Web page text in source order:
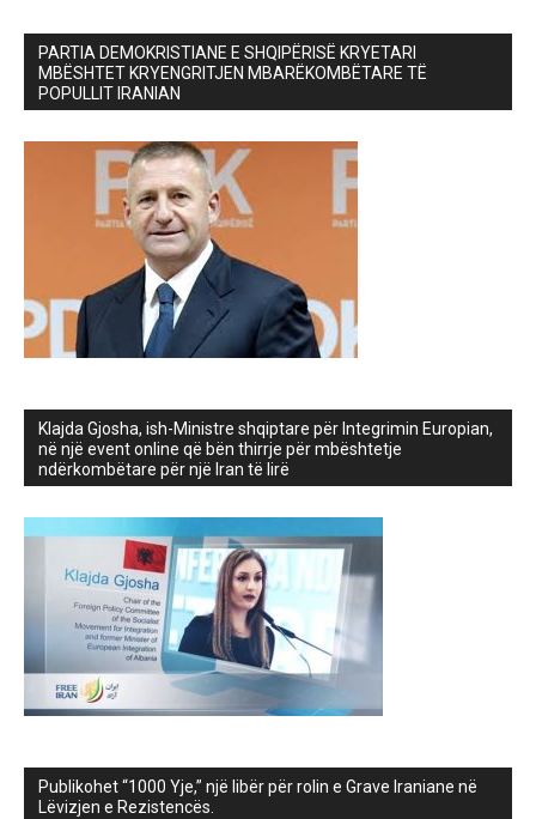
PARTIA DEMOKRISTIANE E SHQIPËRISË KRYETARI
MBËSHTET KRYENGRITJEN MBARËKOMBËTARE TË
POPULLIT IRANIAN
Klajda Gjosha, ish-Ministre shqiptare për Integrimin Europian,
në një event online që bën thirrje për mbështetje
ndërkombëtare për një Iran të lirë
Publikohet “1000 Yje,” një libër për rolin e Grave Iraniane në
Lëvizjen e Rezistencës.